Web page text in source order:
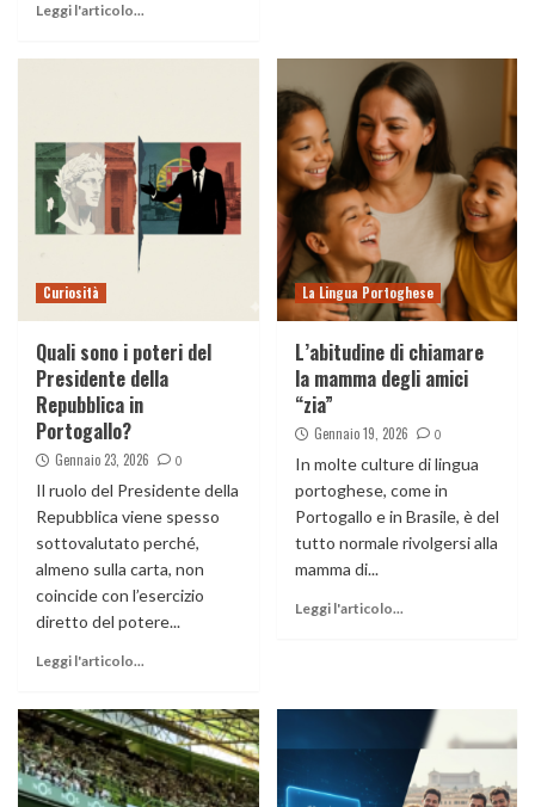
Leggi l'articolo...
Curiosità
Quali sono i poteri del
Presidente della
Repubblica in
Portogallo?
Gennaio 23, 2026 0
Il ruolo del Presidente della
Repubblica viene spesso
sottovalutato perché,
almeno sulla carta, non
coincide con l’esercizio
diretto del potere...
Leggi l'articolo...
La Lingua Portoghese
L’abitudine di chiamare
la mamma degli amici
“zia”
Gennaio 19, 2026 0
In molte culture di lingua
portoghese, come in
Portogallo e in Brasile, è del
tutto normale rivolgersi alla
mamma di...
Leggi l'articolo...